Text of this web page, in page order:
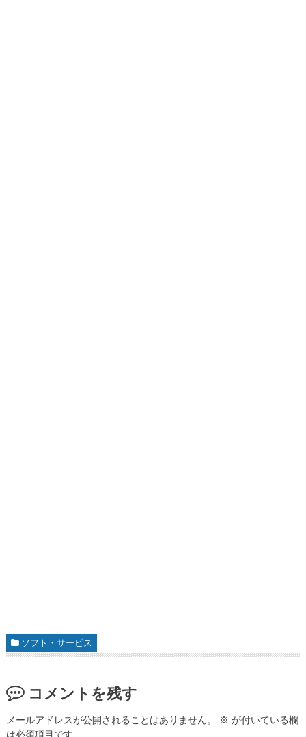
ソフト・サービス
コメントを残す
メールアドレスが公開されることはありません。 ※ が付いている欄
は必須項目です